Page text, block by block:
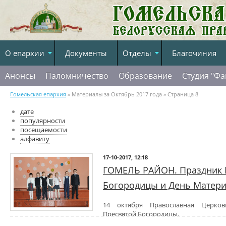
О епархии Документы Отделы Благочиния
Анонсы Паломничество Образование Студия
Гомельская епархия » Материалы за Октябрь 2017 года » Страница 8
дате
популярности
посещаемости
алфавиту
17-10-2017, 12:18
ГОМЕЛЬ РАЙОН. Праздник
Богородицы и День Матери
14 октября Православная
Пресвятой Богородицы.